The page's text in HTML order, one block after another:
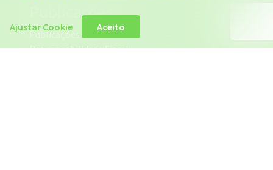
Publicações
Publicações
Responsabilidade Fiscal
Ajustar Cookie Aceito